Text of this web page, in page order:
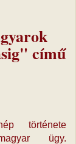
című
története
ügy.